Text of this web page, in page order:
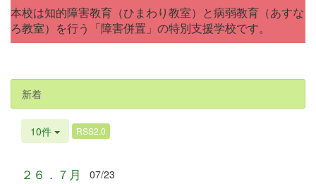
本校は知的障害教育（ひまわり教室）と病弱教育（あすな
ろ教室）を行う「障害併置」の特別支援学校です。
新着
10件 RSS2.0
２６．７月
07/23